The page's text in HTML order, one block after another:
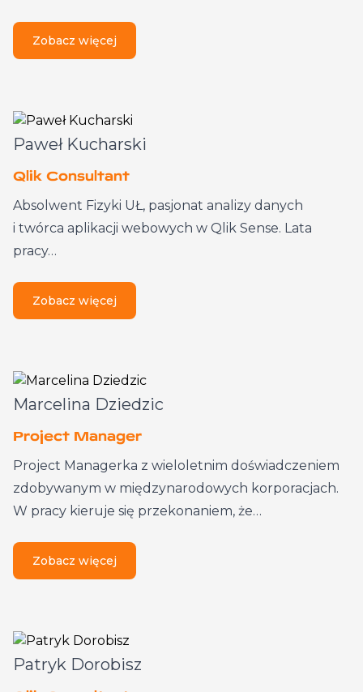
Zobacz więcej
Paweł Kucharski
Qlik Consultant
Absolwent Fizyki UŁ, pasjonat analizy danych
i twórca aplikacji webowych w Qlik Sense. Lata
pracy…
Zobacz więcej
Marcelina Dziedzic
Project Manager
Project Managerka z wieloletnim doświadczeniem
zdobywanym w międzynarodowych korporacjach.
W pracy kieruje się przekonaniem, że…
Zobacz więcej
Patryk Dorobisz